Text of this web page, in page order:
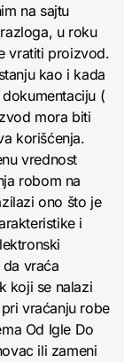
na sajtu
u roku
vratiti proizvod.
kao i kada
(
mora biti
korišćenja.
vrednost
robom na
ono što je
i
vraća
koji se nalazi
vraćanju robe
Od Igle Do
ili zameni